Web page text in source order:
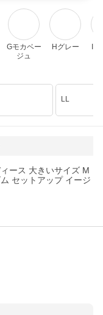
Gモカベー
ジュ
Hグレー
LL
ース 大きいサイズ M
セットアップ イージ